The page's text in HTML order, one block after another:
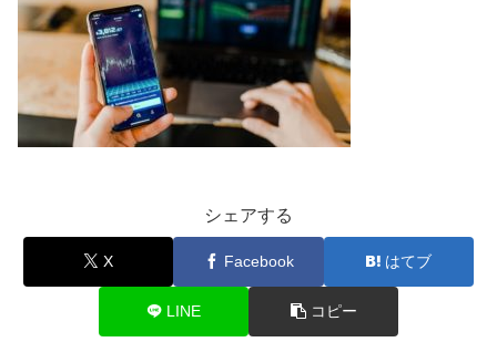
シェアする
X Facebook はてブ
LINE コピー